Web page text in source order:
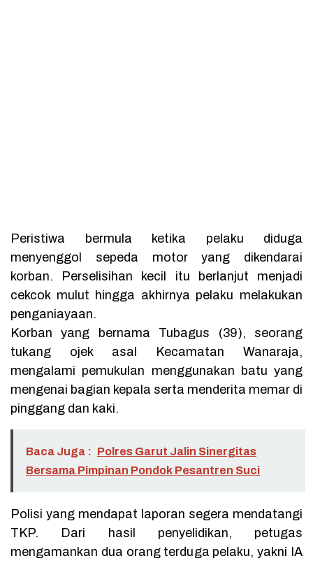
Peristiwa bermula ketika pelaku diduga
menyenggol sepeda motor yang dikendarai
korban. Perselisihan kecil itu berlanjut menjadi
cekcok mulut hingga akhirnya pelaku melakukan
penganiayaan.
Korban yang bernama Tubagus (39), seorang
tukang ojek asal Kecamatan Wanaraja,
mengalami pemukulan menggunakan batu yang
mengenai bagian kepala serta menderita memar di
pinggang dan kaki.
Baca Juga : Polres Garut Jalin Sinergitas
Bersama Pimpinan Pondok Pesantren Suci
Polisi yang mendapat laporan segera mendatangi
TKP. Dari hasil penyelidikan, petugas
mengamankan dua orang terduga pelaku, yakni IA